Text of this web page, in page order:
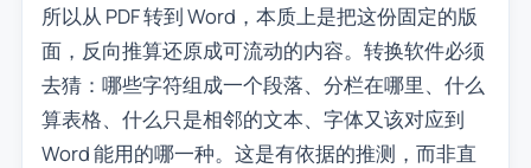
所以从 PDF 转到 Word，本质上是把这份固定的版
面，反向推算还原成可流动的内容。转换软件必须
去猜：哪些字符组成一个段落、分栏在哪里、什么
算表格、什么只是相邻的文本、字体又该对应到
Word 能用的哪一种。这是有依据的推测，而非直